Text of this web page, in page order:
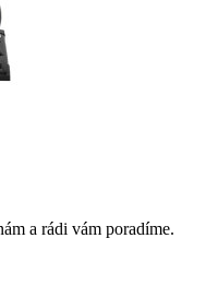
a rádi vám poradíme.